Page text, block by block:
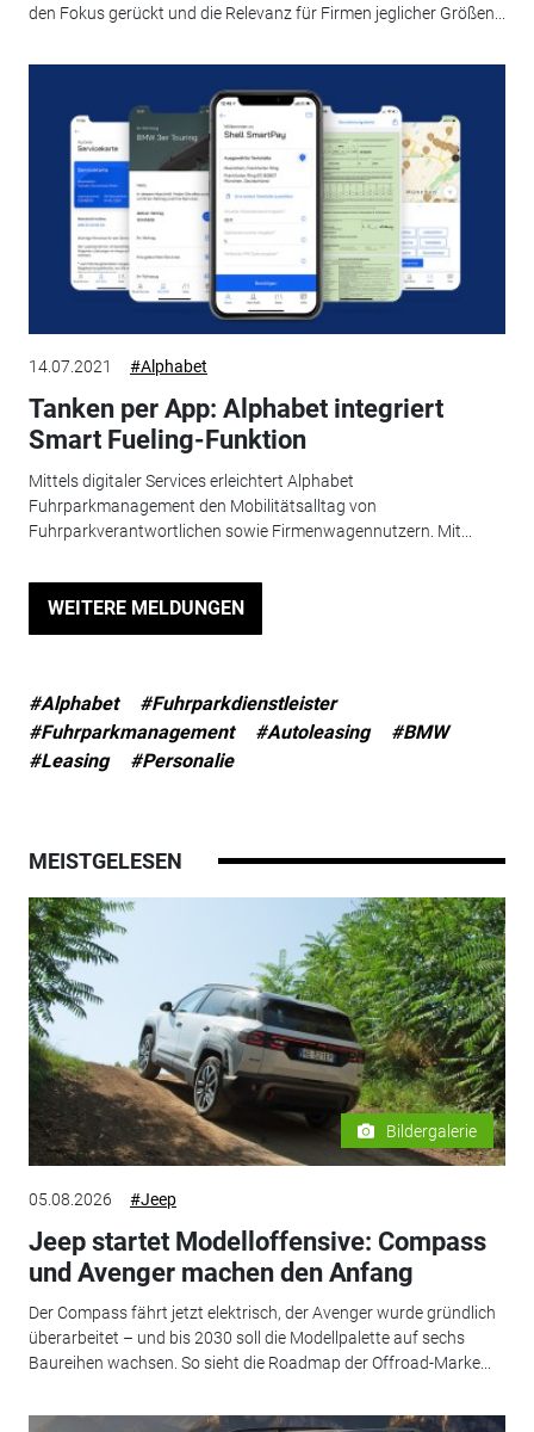
den Fokus gerückt und die Relevanz für Firmen jeglicher Größen...
14.07.2021 #Alphabet
Tanken per App: Alphabet integriert
Smart Fueling-Funktion
Mittels digitaler Services erleichtert Alphabet
Fuhrparkmanagement den Mobilitätsalltag von
Fuhrparkverantwortlichen sowie Firmenwagennutzern. Mit...
WEITERE MELDUNGEN
#Alphabet
#Fuhrparkdienstleister
#Fuhrparkmanagement
#Autoleasing
#BMW
#Leasing
#Personalie
MEISTGELESEN
Bildergalerie
05.08.2026 #Jeep
Jeep startet Modelloffensive: Compass
und Avenger machen den Anfang
Der Compass fährt jetzt elektrisch, der Avenger wurde gründlich
überarbeitet – und bis 2030 soll die Modellpalette auf sechs
Baureihen wachsen. So sieht die Roadmap der Offroad-Marke...